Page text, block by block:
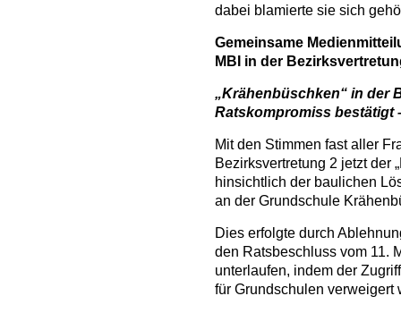
dabei blamierte sie sich
Gemeinsame
MBI in der
„Krähenbüschken“ in der
Ratskompromiss bestätigt
Mit den Stimmen fast aller
Bezirksvertretung 2 jetzt der
hinsichtlich der baulichen
an der Grundschule
Dies erfolgte durch
den Ratsbeschluss vom 11.
unterlaufen, indem der
für Grundschulen verweigert